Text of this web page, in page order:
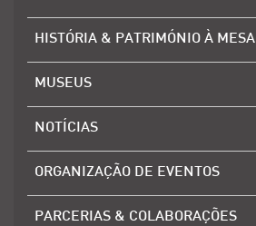
HISTÓRIA & PATRIMÓNIO À MESA
MUSEUS
NOTÍCIAS
ORGANIZAÇÃO DE EVENTOS
PARCERIAS & COLABORAÇÕES